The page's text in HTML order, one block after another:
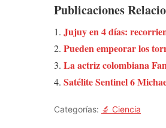
Publicaciones
Jujuy en 4 días:
Pueden empeorar los
La actriz colombiana
Satélite Sentinel 6
Categorías: 🔬 Ciencia